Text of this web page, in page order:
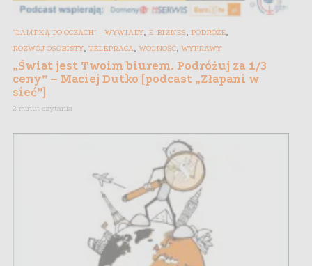
"LAMPKĄ PO OCZACH" - WYWIADY, E-BIZNES, PODRÓŻE,
ROZWÓJ OSOBISTY, TELEPRACA, WOLNOŚĆ, WYPRAWY
„Świat jest Twoim biurem. Podróżuj za 1/3
ceny” – Maciej Dutko [podcast „Złapani w
sieć”]
2 minut czytania